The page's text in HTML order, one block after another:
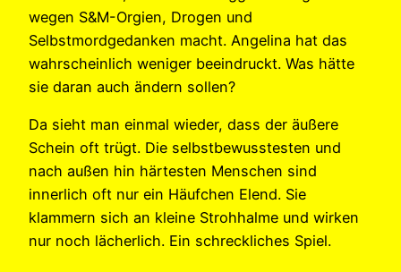
wegen S&M-Orgien, Drogen und
Selbstmordgedanken macht. Angelina hat das
wahrscheinlich weniger beeindruckt. Was hätte
sie daran auch ändern sollen?
Da sieht man einmal wieder, dass der äußere
Schein oft trügt. Die selbstbewusstesten und
nach außen hin härtesten Menschen sind
innerlich oft nur ein Häufchen Elend. Sie
klammern sich an kleine Strohhalme und wirken
nur noch lächerlich. Ein schreckliches Spiel.